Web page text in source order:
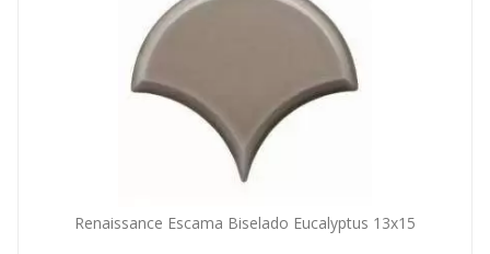
Renaissance Escama Biselado Eucalyptus 13x15